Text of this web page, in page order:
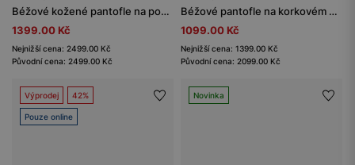
Béžové kožené pantofle na podpatku
1399.00 Kč
Nejnižší cena: 2499.00 Kč
Původní cena: 2499.00 Kč
Béžové pantofle na korkovém klínovém podpatku
1099.00 Kč
Nejnižší cena: 1399.00 Kč
Původní cena: 2099.00 Kč
Výprodej 42%
Pouze online
Novinka